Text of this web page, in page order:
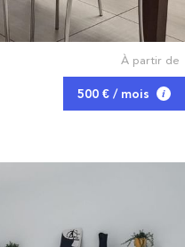
À partir de
500 € / mois